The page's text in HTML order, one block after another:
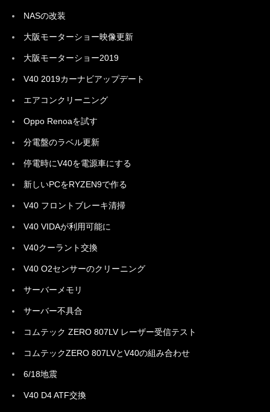
NASの改装
大阪モーターショー映像更新
大阪モーターショー2019
V40 2019カーナビアップデート
エアコンクリーニング
Oppo Renoaを試す
分電盤のラベル更新
停電時にV40を電源車にする
新しいPCをRYZEN9で作る
V40 フロントブレーキ清掃
V40 VIDAが利用可能に
V40クーラント交換
V40 O2センサーのクリーニング
サーバーメモリ
サーバー不具合
コムテック ZERO 807LV レーザー受信テスト
コムテックZERO 807LVとV40の組み合わせ
6/18地震
V40 D4 ATF交換